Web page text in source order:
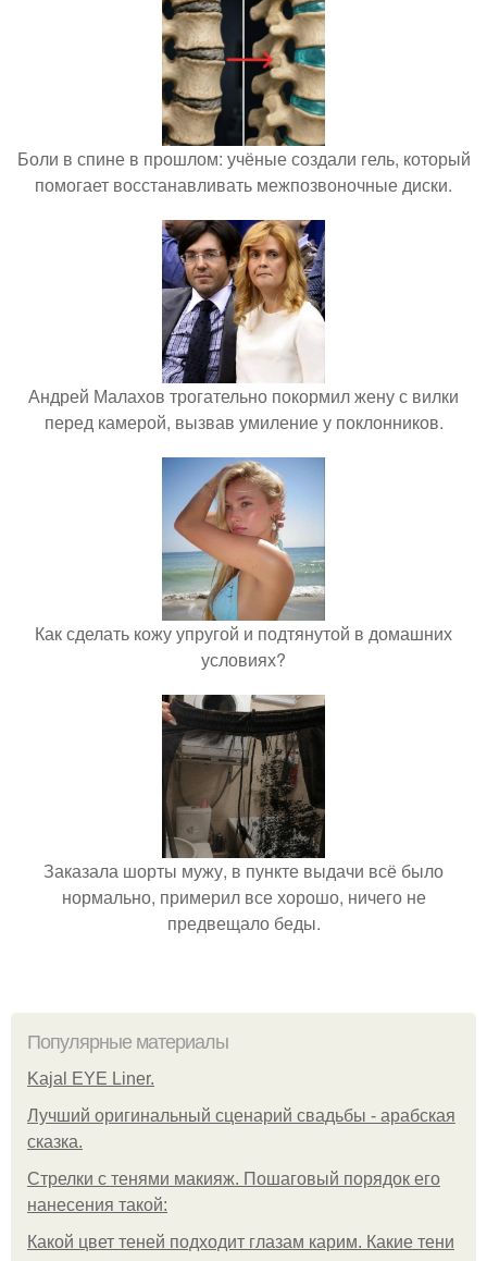
Боли в спине в прошлом: учёные создали гель, который
помогает восстанавливать межпозвоночные диски.
Андрей Малахов трогательно покормил жену с вилки
перед камерой, вызвав умиление у поклонников.
Как сделать кожу упругой и подтянутой в домашних
условиях?
Заказала шорты мужу, в пункте выдачи всё было
нормально, примерил все хорошо, ничего не
предвещало беды.
Популярные материалы
Kajal EYE Liner.
Лучший оригинальный сценарий свадьбы - арабская
сказка.
Стрелки с тенями макияж. Пошаговый порядок его
нанесения такой:
Какой цвет теней подходит глазам карим. Какие тени